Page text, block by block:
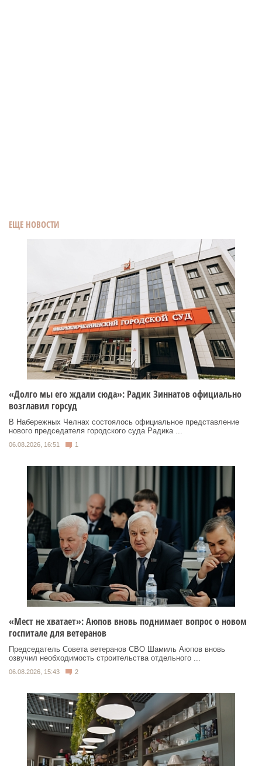
ЕЩЕ НОВОСТИ
«Долго мы его ждали сюда»: Радик Зиннатов официально
возглавил горсуд
В Набережных Челнах состоялось официальное представление
нового председателя городского суда Радика ...
06.08.2026, 16:51 1
«Мест не хватает»: Аюпов вновь поднимает вопрос о новом
госпитале для ветеранов
Председатель Совета ветеранов СВО Шамиль Аюпов вновь
озвучил необходимость строительства отдельного ...
06.08.2026, 15:43 2